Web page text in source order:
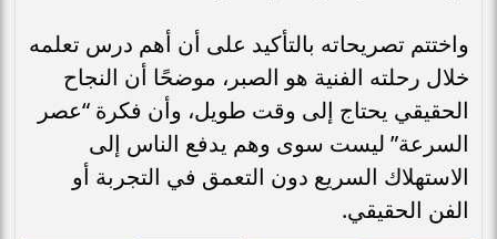
واختتم تصريحاته بالتأكيد على أن أهم درس تعلمه
خلال رحلته الفنية هو الصبر، موضحًا أن النجاح
الحقيقي يحتاج إلى وقت طويل، وأن فكرة “عصر
السرعة” ليست سوى وهم يدفع الناس إلى
الاستهلاك السريع دون التعمق في التجربة أو
الفن الحقيقي.